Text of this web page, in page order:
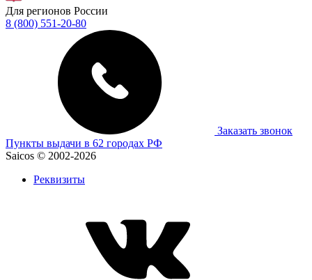
Для регионов России
8 (800) 551-20-80
Заказать звонок
Пункты выдачи в 62 городах РФ
Saicos © 2002-2026
Реквизиты